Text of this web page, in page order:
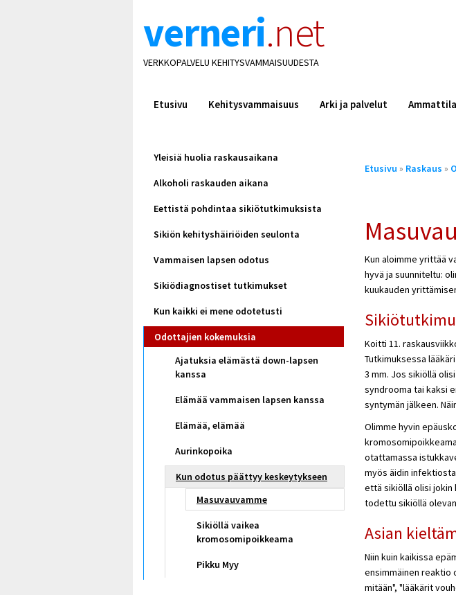
verneri.net
VERKKOPALVELU KEHITYSVAMMAISUUDESTA
Etusivu Kehitysvammaisuus Arki ja palvelut
Yleisiä huolia raskausaikana
Alkoholi raskauden aikana
Eettistä pohdintaa sikiötutkimuksista
Sikiön kehityshäiriöiden seulonta
Vammaisen lapsen odotus
Sikiödiagnostiset tutkimukset
Kun kaikki ei mene odotetusti
Odottajien kokemuksia
Ajatuksia elämästä down-lapsen
kanssa
Elämää vammaisen lapsen kanssa
Elämää, elämää
Aurinkopoika
Kun odotus päättyy keskeytykseen
Masuvauvamme
Sikiöllä vaikea
kromosomipoikkeama
Pikku Myy
Olet
Etusivu » Raskaus »
Kun aloimme yrittää
hyvä ja suunniteltu:
kuukauden
Koitti 11.
Tutkimuksessa
3 mm. Jos sikiöllä
syndrooma tai kaksi
syntymän jälkeen.
Olimme hyvin
otattamassa
myös äidin
että sikiöllä olisi jokin
todettu sikiöllä
Asian
Niin kuin kaikissa
ensimmäinen reaktio
mitään", "lääkärit